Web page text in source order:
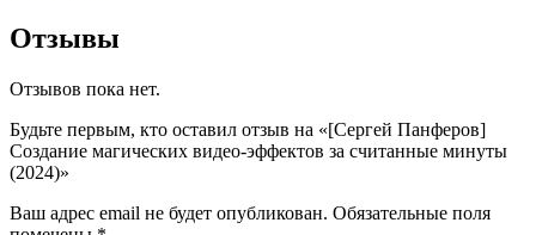
Отзывы
Отзывов пока нет.
Будьте первым, кто оставил отзыв на «[Сергей Панферов]
Создание магических видео-эффектов за считанные минуты
(2024)»
Ваш адрес email не будет опубликован. Обязательные поля